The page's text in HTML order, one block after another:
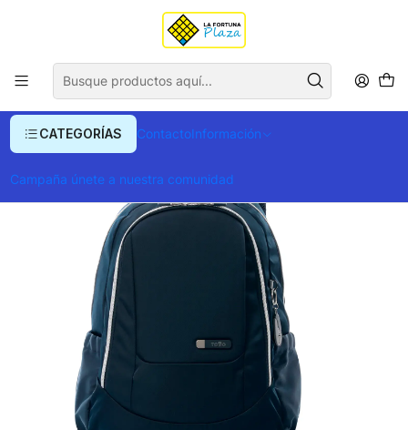
CATEGORÍAS ContactoInformación
Campaña únete a nuestra comunidad
Envío gratis para compras superiores a $ 400.000
Morrales y Portafolios Morrales Morral Totto Goctal Twill 2.0